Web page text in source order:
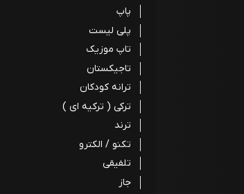
پاپ
پلی لیست
تاپ موزیک
تاجیکستان
ترانه کودکان
ترکی ( ترکیه ای )
ترند
تکنو / الکترو
تلفیقی
جاز